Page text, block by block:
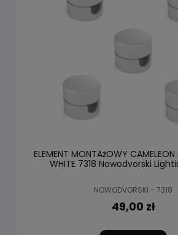
ELEMENT MONTAżOWY
WHITE 7318 Nowodvorski
NOWODVORSKI - 7318
49,00 zł